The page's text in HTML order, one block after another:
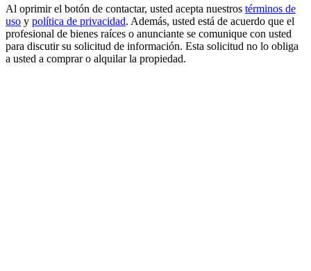
Al oprimir el botón de contactar, usted acepta nuestros términos de
uso y política de privacidad. Además, usted está de acuerdo que el
profesional de bienes raíces o anunciante se comunique con usted
para discutir su solicitud de información. Esta solicitud no lo obliga
a usted a comprar o alquilar la propiedad.